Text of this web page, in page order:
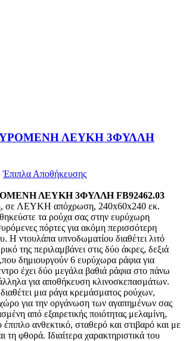
ΛΕΥΚΗ 3ΦΥΛΛΗ
Έπιπλα Αποθήκευσης
ΛΕΥΚΗ 3ΦΥΛΛΗ FB92462.03
σε ΛΕΥΚΗ απόχρωση, 240x60x240 εκ.
τα ρούχα σας στην ευρύχωρη
πόρτες για ακόμη περισσότερη
Η ντουλάπα υπνοδωματίου διαθέτει λιτό
της περιλαμβάνει στις δύο άκρες, δεξιά
δημιουργούν 6 ευρύχωρα ράφια για
έχει δύο μεγάλα βαθιά ράφια στο πάνω
για αποθήκευση κλινοσκεπασμάτων.
μια ράγα κρεμάσματος ρούχων,
για την οργάνωση των αγαπημένων σας
από εξαιρετικής ποιότητας μελαμίνη,
ανθεκτικό, σταθερό και στιβαρό και με
τη φθορά. Ιδιαίτερα χαρακτηριστικά του